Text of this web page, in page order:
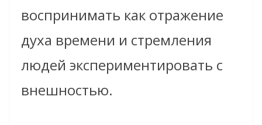
воспринимать как отражение
духа времени и стремления
людей экспериментировать с
внешностью.